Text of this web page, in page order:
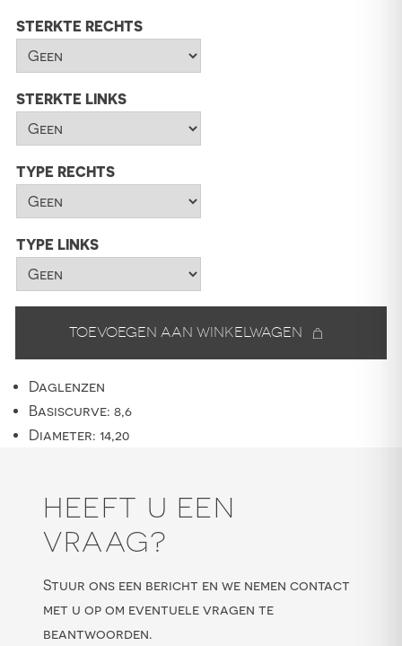
Daglenzen
Basiscurve: 8,6
Diameter: 14,20
STERKTE RECHTS
STERKTE LINKS
TYPE RECHTS
TYPE LINKS
Toevoegen aan winkelwagen
HEEFT U EEN
VRAAG?
Stuur ons een bericht en we nemen contact
met u op om eventuele vragen te
beantwoorden.